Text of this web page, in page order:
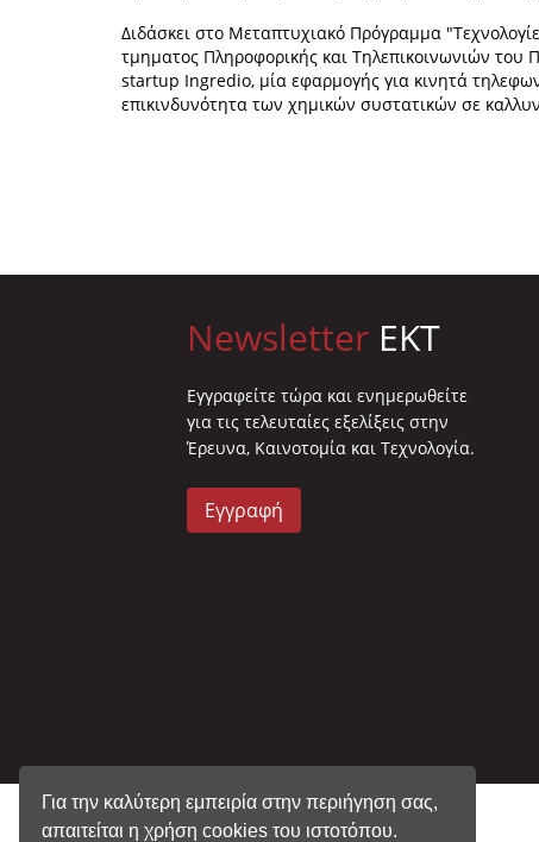
Για την καλύτερη εμπειρία στην περιήγηση σας,
απαιτείται η χρήση cookies του ιστοτόπου.
Διδάσκει στο Μεταπτυχιακό Πρόγραμμα
τμηματος Πληροφορικής και Τηλεπικοινωνιών του
startup Ingredio, μία εφαρμογής για κινητά
επικινδυνότητα των χημικών συστατικών σε
Newsletter EKT
Eγγραφείτε τώρα και ενημερωθείτε
για τις τελευταίες εξελίξεις στην
Έρευνα, Καινοτομία και Τεχνολογία.
Εγγραφή